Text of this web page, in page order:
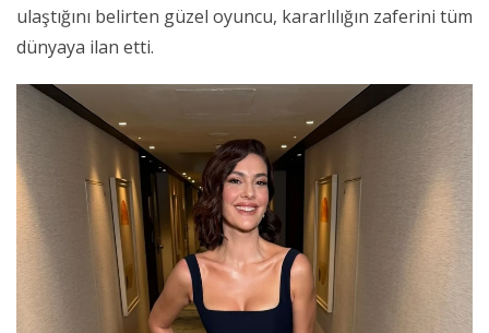
ulaştığını belirten güzel oyuncu, kararlılığın zaferini tüm
dünyaya ilan etti.